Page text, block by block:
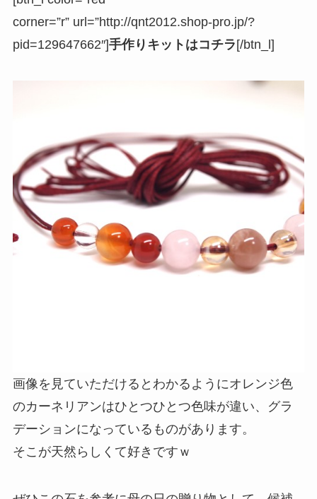
corner=”r” url=”http://qnt2012.shop-pro.jp/?
pid=129647662″]手作りキットはコチラ[/btn_l]
画像を見ていただけるとわかるようにオレンジ色
のカーネリアンはひとつひとつ色味が違い、グラ
デーションになっているものがあります。
そこが天然らしくて好きですｗ